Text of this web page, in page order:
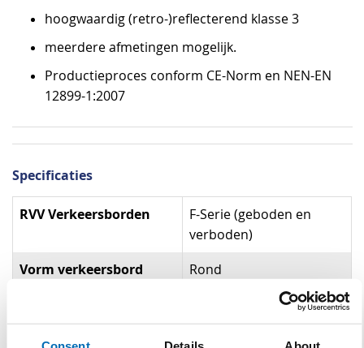
hoogwaardig (retro-)reflecterend klasse 3
meerdere afmetingen mogelijk.
Productieproces conform CE-Norm en NEN-EN
12899-1:2007
Specificaties
Specificaties
RVV Verkeersborden
F-Serie (geboden en
verboden)
Vorm verkeersbord Rond
Type II - buiten de
bebouwde kom